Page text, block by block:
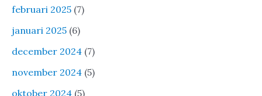
februari 2025 (7)
januari 2025 (6)
december 2024 (7)
november 2024 (5)
oktober 2024 (5)